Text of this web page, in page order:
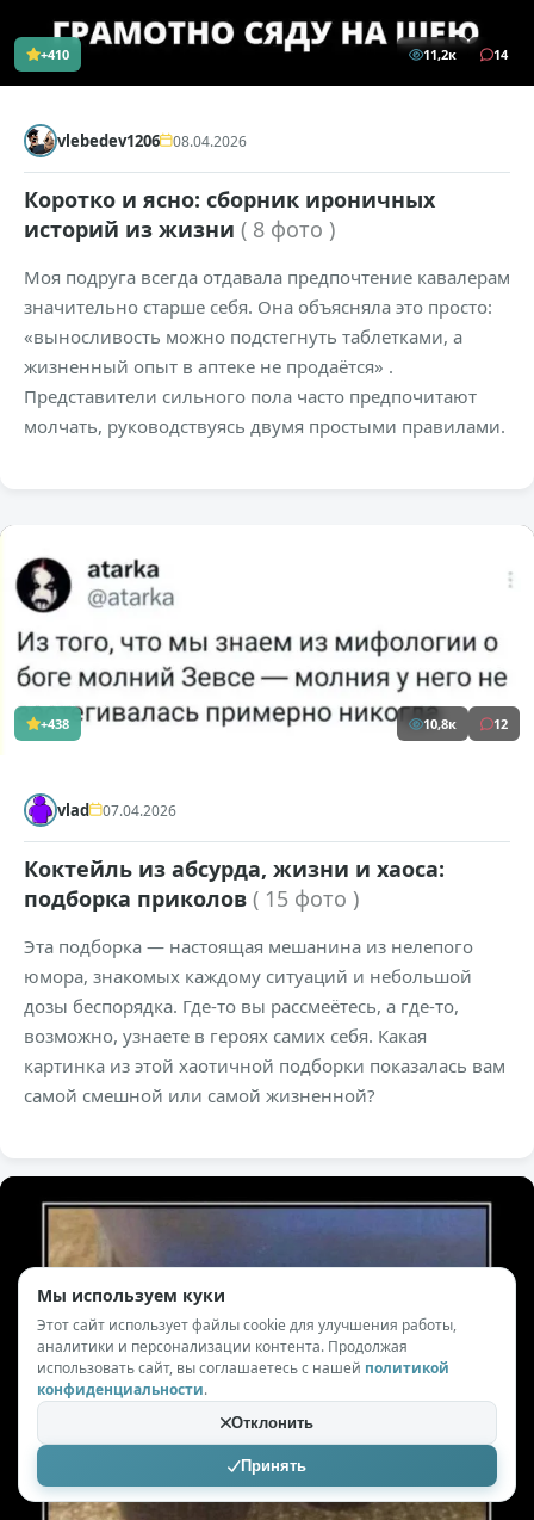
+410 11,2к 14
vlebedev1206 08.04.2026
Коротко и ясно: сборник ироничных
историй из жизни ( 8 фото )
Моя подруга всегда отдавала предпочтение кавалерам
значительно старше себя. Она объясняла это просто:
«выносливость можно подстегнуть таблетками, а
жизненный опыт в аптеке не продаётся» .
Представители сильного пола часто предпочитают
молчать, руководствуясь двумя простыми правилами.
+438 10,8к 12
vlad 07.04.2026
Коктейль из абсурда, жизни и хаоса:
подборка приколов ( 15 фото )
Эта подборка — настоящая мешанина из нелепого
юмора, знакомых каждому ситуаций и небольшой
дозы беспорядка. Где-то вы рассмеётесь, а где-то,
возможно, узнаете в героях самих себя. Какая
картинка из этой хаотичной подборки показалась вам
самой смешной или самой жизненной?
Мы используем куки
Этот сайт использует файлы cookie для улучшения работы,
аналитики и персонализации контента. Продолжая
использовать сайт, вы соглашаетесь с нашей политикой
конфиденциальности.
Отклонить
Принять